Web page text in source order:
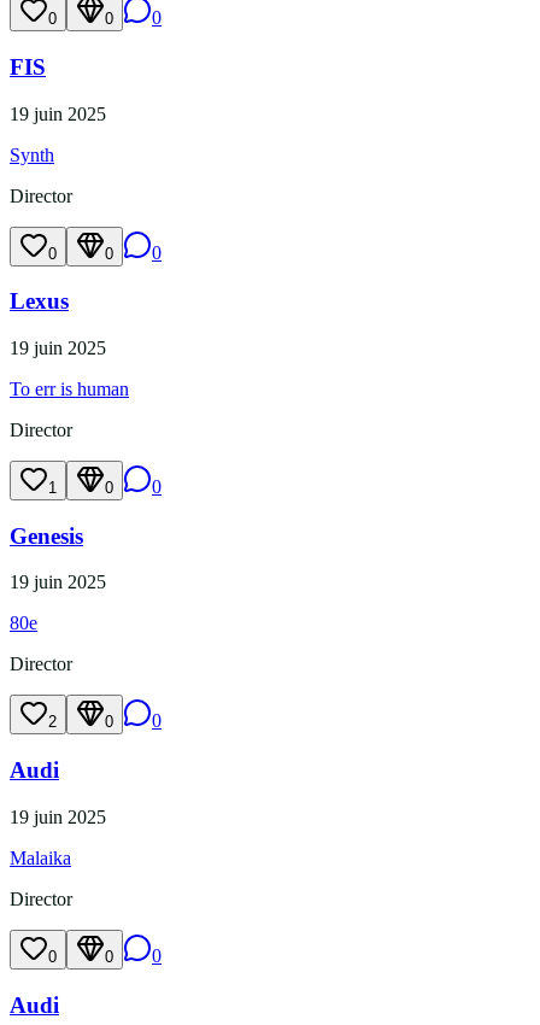
0 0 0
FIS
19 juin 2025
Synth
Director
0 0 0
Lexus
19 juin 2025
To err is human
Director
1 0 0
Genesis
19 juin 2025
80e
Director
2 0 0
Audi
19 juin 2025
Malaika
Director
0 0 0
Audi